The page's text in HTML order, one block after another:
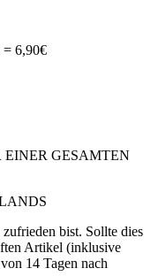
= 6,90€
GESAMTEN
bist. Sollte dies
Artikel (inklusive
14 Tagen nach